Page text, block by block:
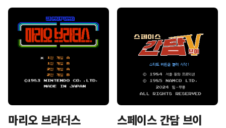
마리오 브라더스 스페이스 간담 브이